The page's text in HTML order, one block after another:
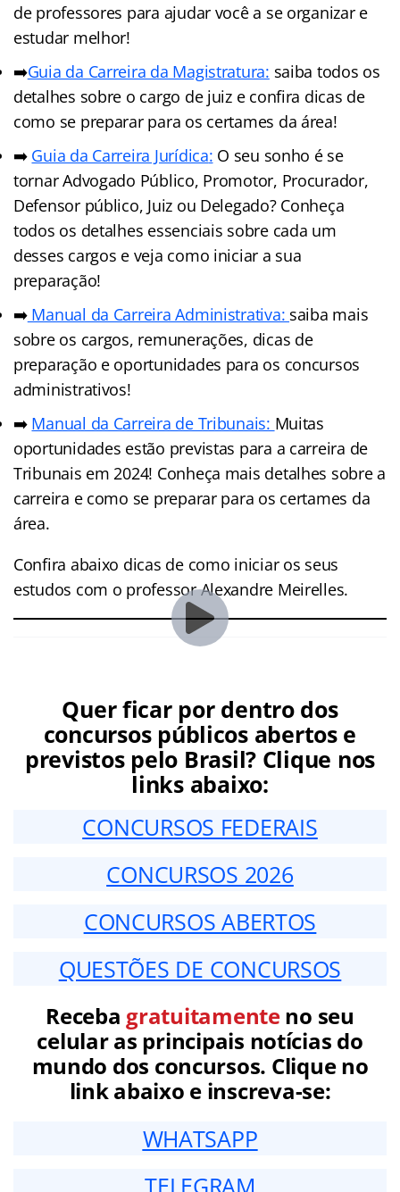
de professores para ajudar você a se organizar e
estudar melhor!
➡️Guia da Carreira da Magistratura: saiba todos os
detalhes sobre o cargo de juiz e confira dicas de
como se preparar para os certames da área!
➡️ Guia da Carreira Jurídica: O seu sonho é se
tornar Advogado Público, Promotor, Procurador,
Defensor público, Juiz ou Delegado? Conheça
todos os detalhes essenciais sobre cada um
desses cargos e veja como iniciar a sua
preparação!
➡️Manual da Carreira Administrativa: saiba mais
sobre os cargos, remunerações, dicas de
preparação e oportunidades para os concursos
administrativos!
➡️ Manual da Carreira de Tribunais: Muitas
oportunidades estão previstas para a carreira de
Tribunais em 2024! Conheça mais detalhes sobre a
carreira e como se preparar para os certames da
área.
Confira abaixo dicas de como iniciar os seus
estudos com o professor Alexandre Meirelles.
Quer ficar por dentro dos
concursos públicos abertos e
previstos pelo Brasil? Clique nos
links abaixo:
CONCURSOS FEDERAIS
CONCURSOS 2026
CONCURSOS ABERTOS
QUESTÕES DE CONCURSOS
Receba gratuitamenteno seu
celular as principais notícias do
mundo dos concursos. Clique no
link abaixo e inscreva-se:
WHATSAPP